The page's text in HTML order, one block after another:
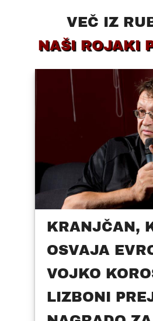
VEČ IZ
NAŠI ROJAKI
KRANJČAN,
OSVAJA
VOJKO
LIZBONI